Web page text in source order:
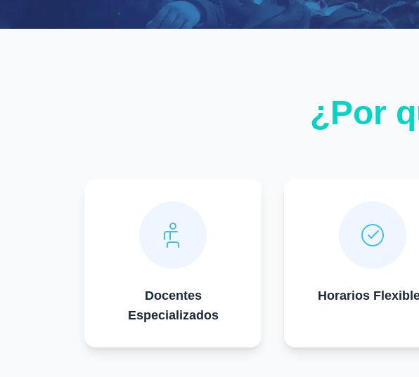
¿Por
Docentes
Especializados
Horarios